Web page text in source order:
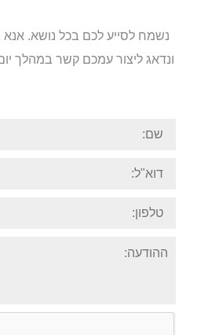
נשמח לסייע לכם בכל נושא.
ונדאג ליצור עמכם קשר במהלך